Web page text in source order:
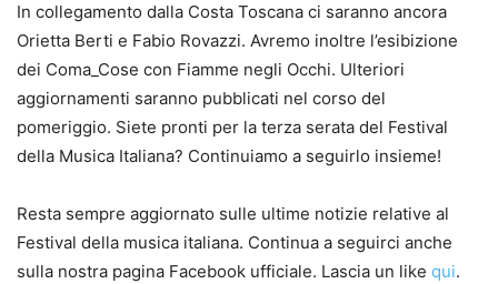
In collegamento dalla Costa Toscana ci saranno ancora
Orietta Berti e Fabio Rovazzi. Avremo inoltre l’esibizione
dei Coma_Cose con Fiamme negli Occhi. Ulteriori
aggiornamenti saranno pubblicati nel corso del
pomeriggio. Siete pronti per la terza serata del Festival
della Musica Italiana? Continuiamo a seguirlo insieme!
Resta sempre aggiornato sulle ultime notizie relative al
Festival della musica italiana. Continua a seguirci anche
sulla nostra pagina Facebook ufficiale. Lascia un like qui.